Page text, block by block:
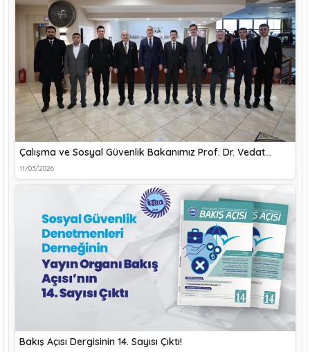
Çalışma ve Sosyal Güvenlik Bakanımız Prof. Dr. Vedat…
11/03/2026
Bakış Açısı Dergisinin 14. Sayısı Çıktı!